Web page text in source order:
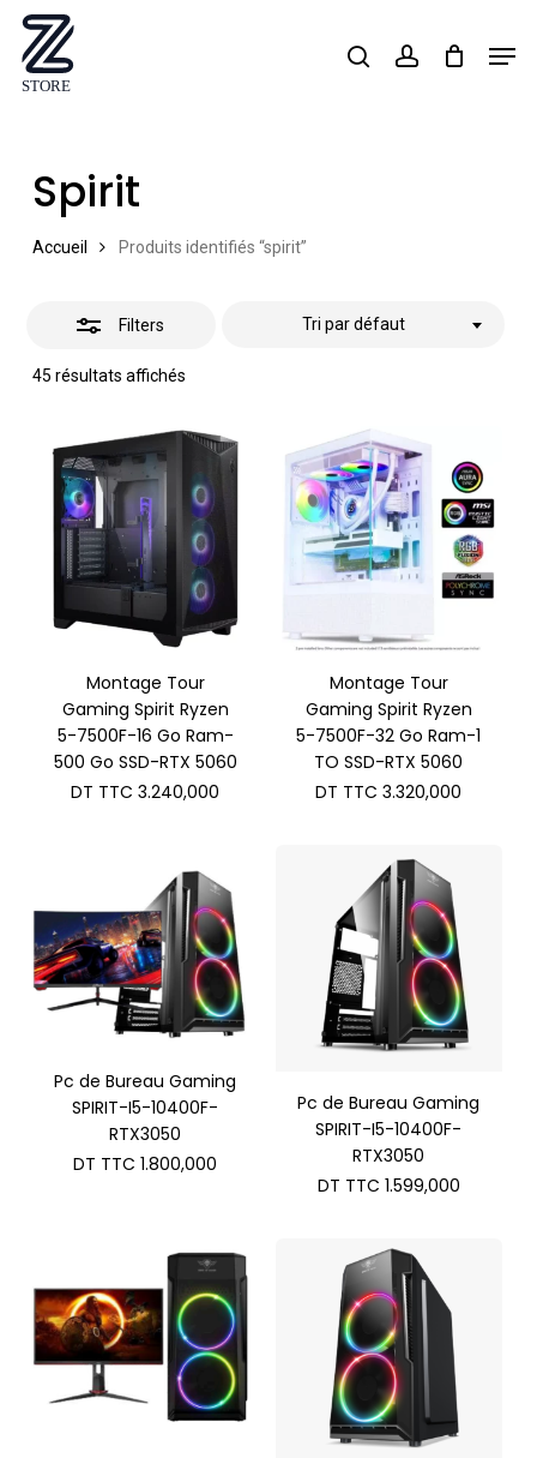
Skip
main
searchaccount
Spirit
Accueil Produits identifiés “spirit”
Filters
45 résultats affichés
Tri par défaut
Close
Montage Tour
Gaming Spirit Ryzen
5-7500F-16 Go Ram-
500 Go SSD-RTX 5060
DT TTC 3.240,000
Montage Tour
Gaming Spirit Ryzen
5-7500F-32 Go Ram-1
TO SSD-RTX 5060
DT TTC 3.320,000
Pc de Bureau Gaming
SPIRIT-I5-10400F-
RTX3050
DT TTC 1.800,000
Pc de Bureau Gaming
SPIRIT-I5-10400F-
RTX3050
DT TTC 1.599,000